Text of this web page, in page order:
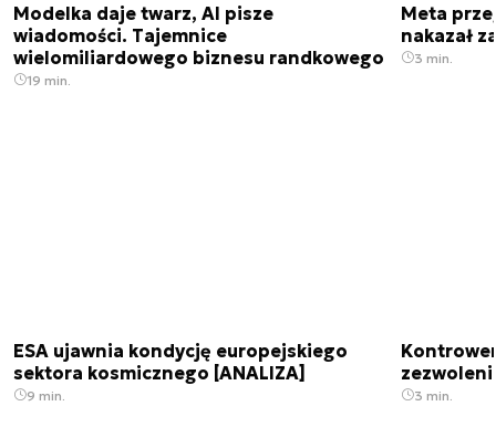
Modelka daje twarz, AI pisze
wiadomości. Tajemnice
wielomiliardowego biznesu randkowego
19 min.
Meta
nakazał
3 min.
ESA ujawnia kondycję europejskiego
sektora kosmicznego [ANALIZA]
9 min. 3 min.